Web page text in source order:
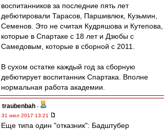
воспитанников за последние пять лет
дебютировали Тарасов, Паршивлюк, Кузьмин,
Семенов. Это не считая Кудряшова и Кутепова,
которые в Спартаке с 18 лет и Дзюбы с
Самедовым, которые в сборной с 2011.
В сухом остатке каждый год за сборную
дебютирует воспитанник Спартака. Вполне
нормальная работа академии.
traubenbah -
31 июл 2017 13:21
Еще типа один "отказник": Бадштубер